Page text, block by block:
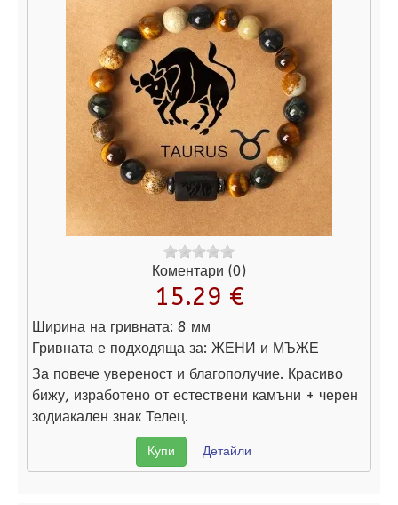
Коментари (0)
15.29 €
Ширина на гривната: 8 мм
Гривната е подходяща за: ЖЕНИ и МЪЖЕ
За повече увереност и благополучие. Красиво
бижу, изработено от естествени камъни + черен
зодиакален знак Телец.
Купи Детайли